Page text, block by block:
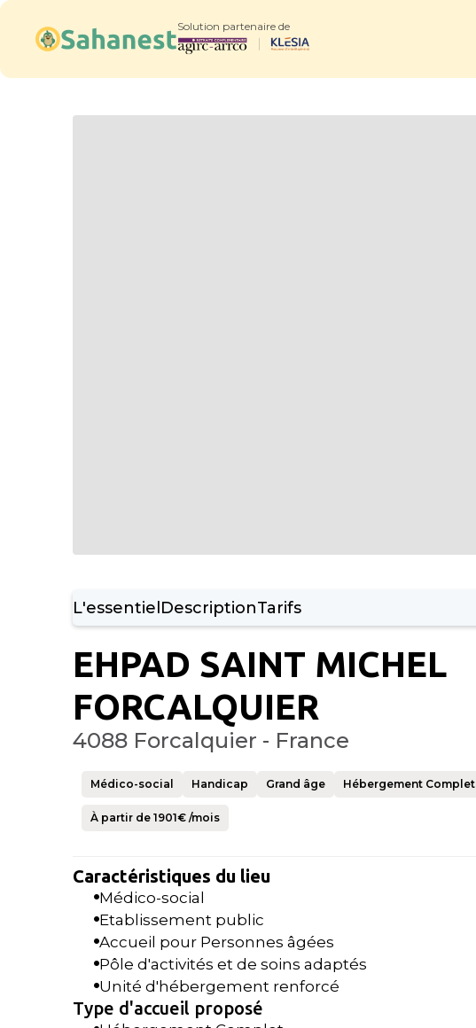
Solution partenaire de
L'essentielDescriptionTarifs
EHPAD SAINT MICHEL
FORCALQUIER
4088 Forcalquier - France
Médico-social Handicap Grand âge Hébergement Complet
À partir de 1901€ /mois
Caractéristiques du lieu
Médico-social
Etablissement public
Accueil pour Personnes âgées
Pôle d'activités et de soins adaptés
Unité d'hébergement renforcé
Type d'accueil proposé